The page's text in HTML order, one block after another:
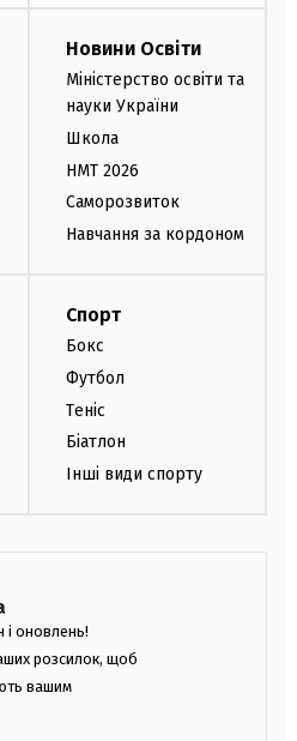
Новини Освіти
Міністерство освіти та
науки України
Школа
НМТ 2026
Саморозвиток
Навчання за кордоном
Спорт
Бокс
Футбол
Теніс
Біатлон
Інші види спорту
і оновлень!
розсилок, щоб
вашим